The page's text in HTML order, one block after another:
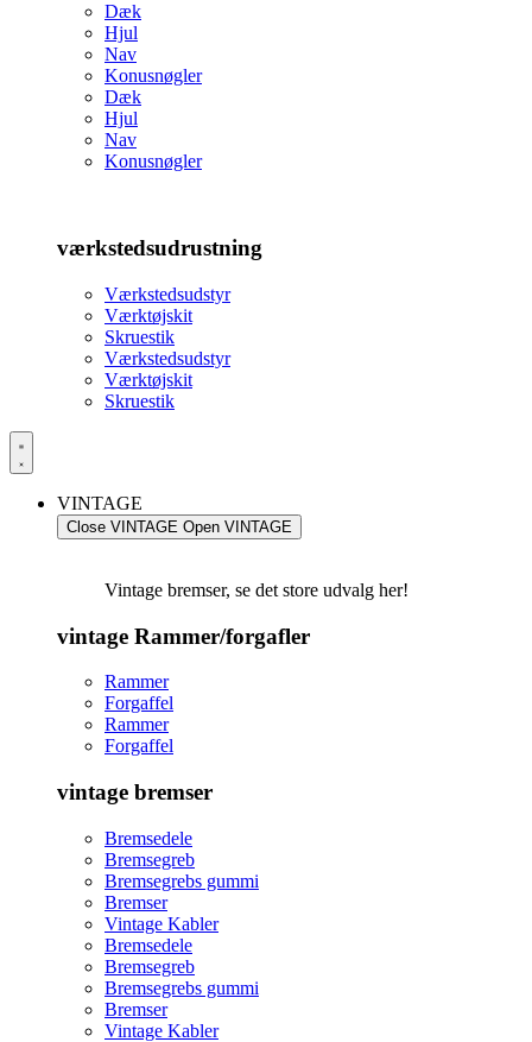
Dæk
Hjul
Nav
Konusnøgler
Dæk
Hjul
Nav
Konusnøgler
værkstedsudrustning
Værkstedsudstyr
Værktøjskit
Skruestik
Værkstedsudstyr
Værktøjskit
Skruestik
VINTAGE
Close VINTAGE Open VINTAGE
Vintage bremser, se det store udvalg her!
vintage Rammer/forgafler
Rammer
Forgaffel
Rammer
Forgaffel
vintage bremser
Bremsedele
Bremsegreb
Bremsegrebs gummi
Bremser
Vintage Kabler
Bremsedele
Bremsegreb
Bremsegrebs gummi
Bremser
Vintage Kabler